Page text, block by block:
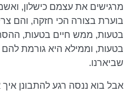
מרגישים את עצמם כישלון,
בוערת בצורה הכי חזקה, והם
בטעות, ממש חיים בטעות,
בטעות, וממילא היא גורמת להם
שביארנו.
אבל בוא ננסה רגע להתבונן